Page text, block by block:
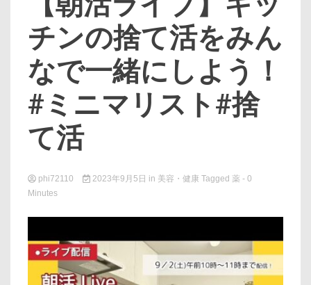
チンの捨て活をみん
なで一緒にしよう！
#ミニマリスト#捨
て活
phi72110 2023年9月5日 in 美容・健康 Tagged 薬 - 0
Minutes